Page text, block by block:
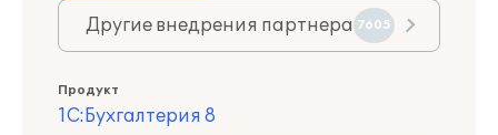
Другие внедрения партнера 7605
Продукт
1С:Бухгалтерия 8